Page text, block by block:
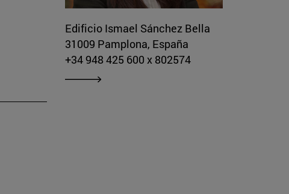
Edificio Ismael Sánchez Bella
31009 Pamplona, España
+34 948 425 600 x 802574